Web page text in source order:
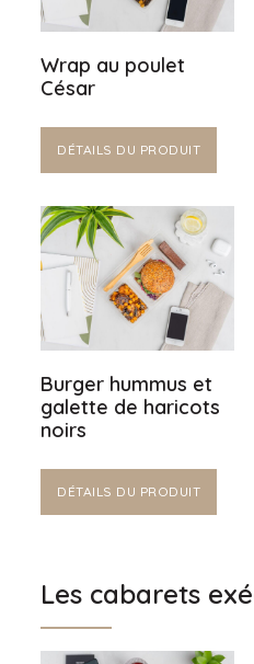
Wrap au poulet
César
DÉTAILS DU PRODUIT
Burger hummus et
galette de haricots
noirs
DÉTAILS DU PRODUIT
Les cabarets